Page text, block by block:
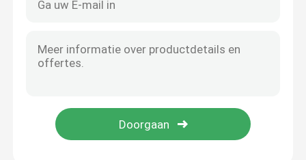
De Indicator van de vliegtuigensnelheid
De Indicator van de vliegtuigenhoogte
De Maat van de Uitlaatgastemperatuur